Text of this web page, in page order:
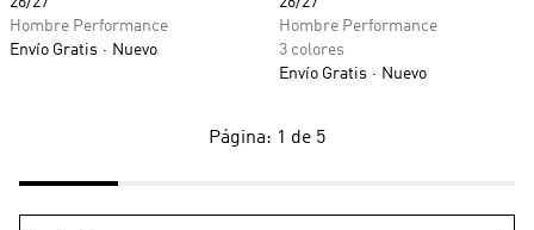
Hombre Performance
Envío Gratis
Nuevo
Hombre Performance
3 colores
Envío Gratis
Nuevo
Página: 1 de 5